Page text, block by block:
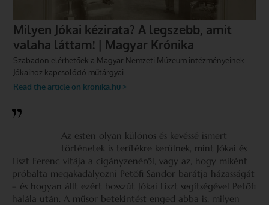
Az esten olyan különös és kevéssé ismert
történetek is terítékre kerülnek, mint Jókai és
Liszt Ferenc vitája a cigányzenéről, vagy az, hogy miként
próbálta megakadályozni Petőfi Sándor barátja házasságát
– és hogyan állt ezért bosszút Jókai Liszt segítségével Petőfi
halála után. A műsor betekintést enged abba is, milyen